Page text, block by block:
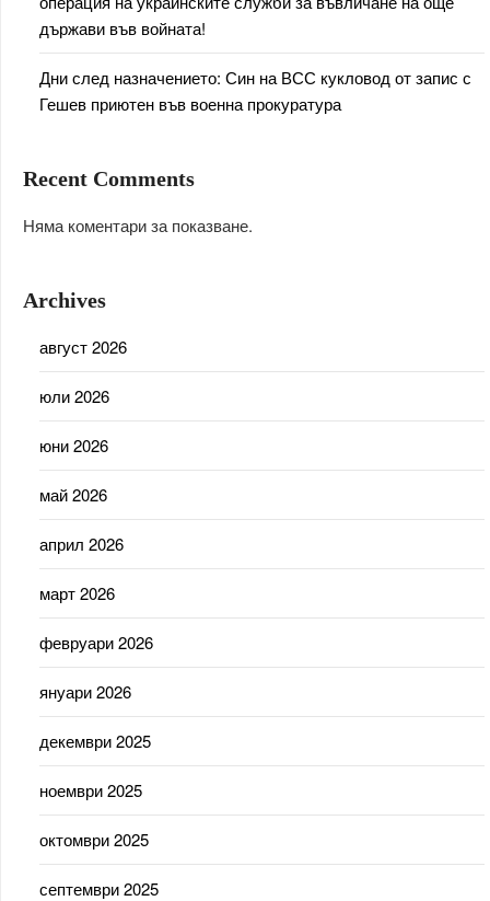
държави във войната!
Дни след назначението: Син на ВСС кукловод от запис с
Гешев приютен във военна прокуратура
Recent Comments
Няма коментари за показване.
Archives
август 2026
юли 2026
юни 2026
май 2026
април 2026
март 2026
февруари 2026
януари 2026
декември 2025
ноември 2025
октомври 2025
септември 2025